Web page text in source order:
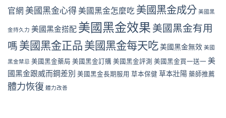
官網 美國黑金心得美國黑金怎麼吃 美國黑金成分 美國黑
金持久力 美國黑金搭配 美國黑金效果 美國黑金有用
嗎 美國黑金正品美國黑金每天吃美國黑金無效 美國
黑金禁忌 美國黑金藥局 美國黑金訂購 美國黑金評測 美國黑金買一送一 美
國黑金跟威而鋼差別 美國黑金長期服用 草本保健 草本壯陽 藥師推薦
體力恢復 體力改善